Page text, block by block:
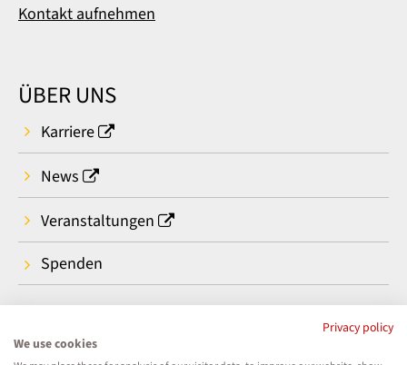
Kontakt aufnehmen
ÜBER UNS
Karriere
News
Veranstaltungen
Spenden
Privacy policy
We use cookies